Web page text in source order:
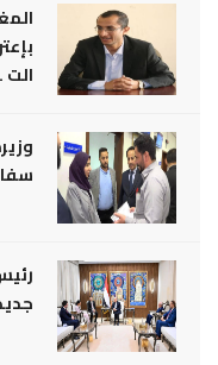
الت